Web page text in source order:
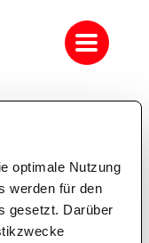
optimale Nutzung
werden für den
gesetzt. Darüber
aufgetreten!
!